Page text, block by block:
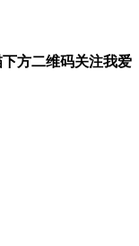
方二维码关注我爱